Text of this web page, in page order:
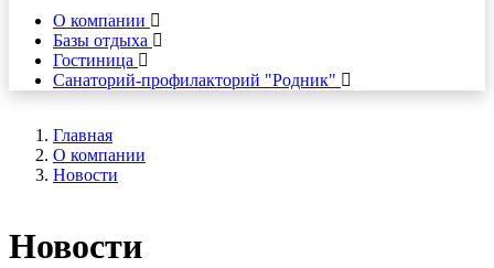
О компании
Базы отдыха
Гостиница
Санаторий-профилакторий "Родник"
Главная
О компании
Новости
Новости